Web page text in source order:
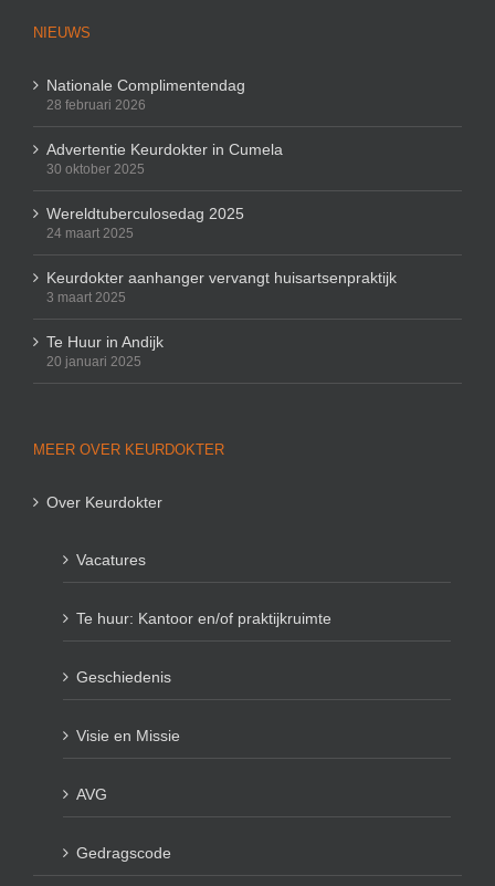
NIEUWS
Nationale Complimentendag
28 februari 2026
Advertentie Keurdokter in Cumela
30 oktober 2025
Wereldtuberculosedag 2025
24 maart 2025
Keurdokter aanhanger vervangt huisartsenpraktijk
3 maart 2025
Te Huur in Andijk
20 januari 2025
MEER OVER KEURDOKTER
Over Keurdokter
Vacatures
Te huur: Kantoor en/of praktijkruimte
Geschiedenis
Visie en Missie
AVG
Gedragscode